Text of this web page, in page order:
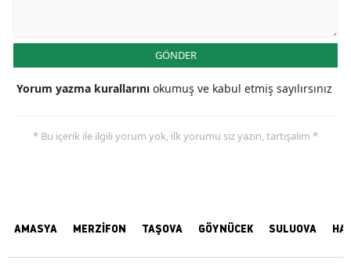
GÖNDER
Yorum yazma kurallarını okumuş ve kabul etmiş sayılırsınız
* Bu içerik ile ilgili yorum yok, ilk yorumu siz yazın, tartışalım *
AMASYA MERZİFON TAŞOVA GÖYNÜCEK SULUOVA